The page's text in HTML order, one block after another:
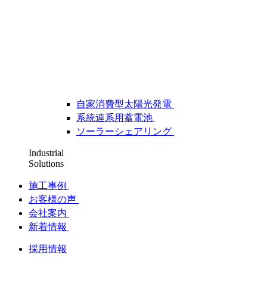
自家消費型太陽光発電
系統連系用蓄電池
ソーラーシェアリング
Industrial
Solutions
施工事例
お客様の声
会社案内
新着情報
採用情報